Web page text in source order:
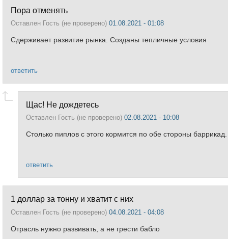
Пора отменять
Оставлен Гость (не проверено) 01.08.2021 - 01:08
Сдерживает развитие рынка. Созданы тепличные условия
ответить
Щас! Не дождетесь
Оставлен Гость (не проверено) 02.08.2021 - 10:08
Столько пиплов с этого кормится по обе стороны
ответить
1 доллар за тонну и хватит с них
Оставлен Гость (не проверено) 04.08.2021 - 04:08
Отрасль нужно развивать, а не грести бабло